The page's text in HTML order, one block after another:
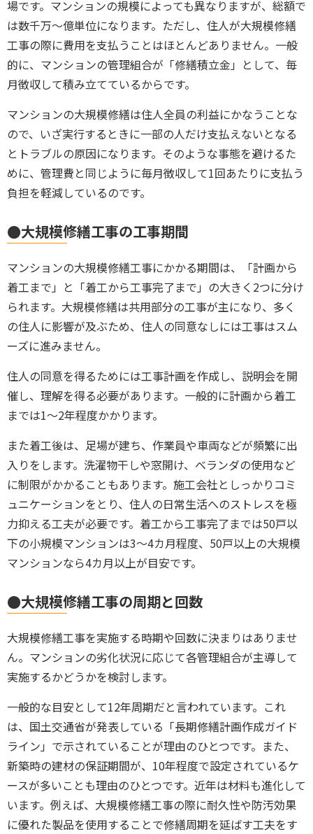
場です。マンションの規模によっても異なりますが、総額で
は数千万～億単位になります。ただし、住人が大規模修繕
工事の際に費用を支払うことはほとんどありません。一般
的に、マンションの管理組合が「修繕積立金」として、毎
月徴収して積み立てているからです。
マンションの大規模修繕は住人全員の利益にかなうことな
ので、いざ実行するときに一部の人だけ支払えないとなる
とトラブルの原因になります。そのような事態を避けるた
めに、管理費と同じように毎月徴収して1回あたりに支払う
負担を軽減しているのです。
●大規模修繕工事の工事期間
マンションの大規模修繕工事にかかる期間は、「計画から
着工まで」と「着工から工事完了まで」の大きく2つに分け
られます。大規模修繕は共用部分の工事が主になり、多く
の住人に影響が及ぶため、住人の同意なしには工事はスム
ーズに進みません。
住人の同意を得るためには工事計画を作成し、説明会を開
催し、理解を得る必要があります。 一般的に計画から着工
までは1～2年程度かかります。
また着工後は、足場が建ち、作業員や車両などが頻繁に出
入りをします。洗濯物干しや窓開け、ベランダの使用など
に制限がかかることもあります。 施工会社としっかりコミ
ュニケーションをとり、住人の日常生活へのストレスを極
力抑える工夫が必要です。 着工から工事完了までは50戸以
下の小規模マンションは3～4カ月程度、 50戸以上の大規模
マンションなら4カ月以上が目安です。
●大規模修繕工事の周期と回数
大規模修繕工事を実施する時期や回数に決まりはありませ
ん。マンションの劣化状況に応じて各管理組合が主導して
実施するかどうかを検討します。
一般的な目安として12年周期だと言われています。これ
は、国土交通省が発表している「長期修繕計画作成ガイド
ライン」で示されていることが理由のひとつです。また、
新築時の建材の保証期間が、10年程度で設定されているケ
ースが多いことも理由のひとつです。近年は材料も進化して
います。例えば、大規模修繕工事の際に耐久性や防汚効果
に優れた製品を使用することで修繕周期を延ばす工夫をす